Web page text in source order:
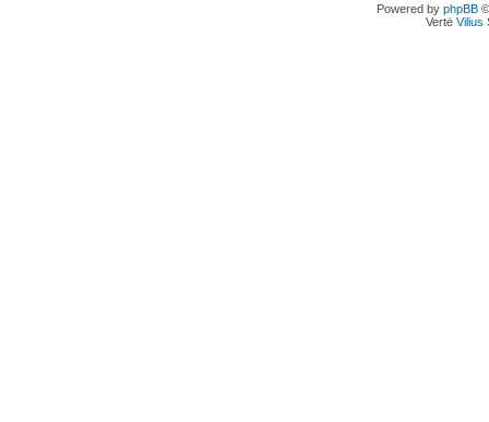
Powered by phpBB
Vertė Vilius